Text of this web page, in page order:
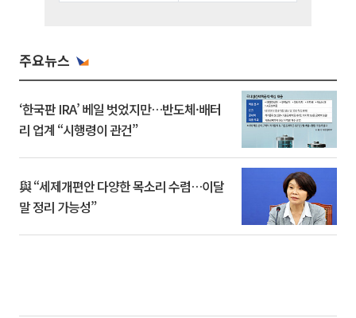
주요뉴스
‘한국판 IRA’ 베일 벗었지만…반도체·배터
리 업계 “시행령이 관건”
與 “세제개편안 다양한 목소리 수렴…이달
말 정리 가능성”